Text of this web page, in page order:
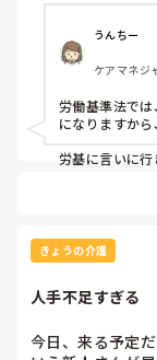
有給がほぼ丸々
を伝えましたが
ん。
少し前に夜勤者
る職員が足らず
うけど、自分も
裕はありません。
今まで10年以上
年内には辞めた
うんちー
ケアマネジ
労働基準法で
になりますから
労基に言いに
私も同じよう
でも、求人はか
→今はネットで
次が決まってる
きょうの介護
人手不足すぎる
今日、来る予定